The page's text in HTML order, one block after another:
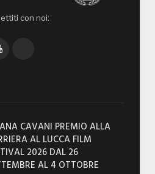
con noi:
YouTube
CAVANI PREMIO ALLA
AL LUCCA FILM
2026 DAL 26
AL 4 OTTOBRE